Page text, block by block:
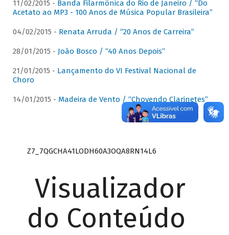
11/02/2015 - Banda Filarmônica do Rio de Janeiro / “Do
Acetato ao MP3 - 100 Anos de Música Popular Brasileira”
04/02/2015 - Renata Arruda / “20 Anos de Carreira”
28/01/2015 - João Bosco / “40 Anos Depois”
21/01/2015 - Lançamento do VI Festival Nacional de
Choro
14/01/2015 - Madeira de Vento / “Chovendo Clarinetes”
Z7_7QGCHA41LODH60A3OQA8RN14L6
Visualizador
do Conteúdo